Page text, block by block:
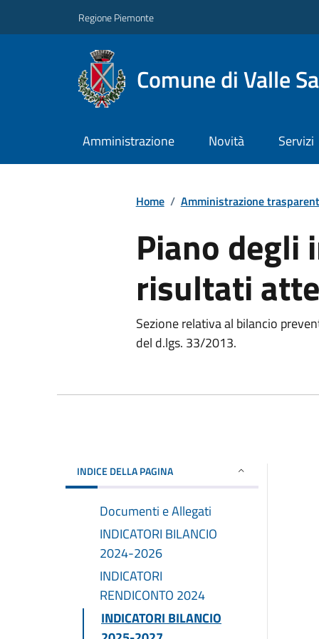
Regione Piemonte
Comune di Valle
Amministrazione Novità Servizi
Home / Amministrazione
Piano degli
risultati
Sezione relativa al bilancio
del d.lgs. 33/2013.
INDICE DELLA PAGINA
Documenti e Allegati
INDICATORI BILANCIO
2024-2026
INDICATORI
RENDICONTO 2024
INDICATORI BILANCIO